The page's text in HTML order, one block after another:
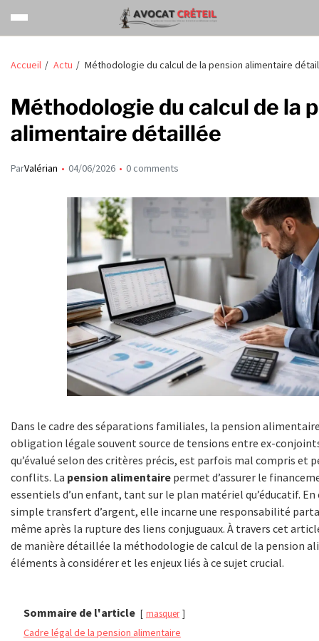
Accueil Actu Méthodologie du calcul de la pension alimentaire
Méthodologie du calcul de la
alimentaire détaillée
ParValérian 04/06/2026 0 comments
Dans le cadre des séparations familiales, la pension
obligation légale souvent source de tensions entre ex-
qu’évalué selon des critères précis, est parfois mal compris et
conflits. La pension alimentaire permet d’assurer le
essentiels d’un enfant, tant sur le plan matériel qu’éducatif. En
simple transfert d’argent, elle incarne une responsabilité
même après la rupture des liens conjuguaux. À travers cet
de manière détaillée la méthodologie de calcul de la pension
éléments à considérer et les enjeux liés à ce sujet crucial.
Sommaire de l'article masquer
Cadre légal de la pension alimentaire